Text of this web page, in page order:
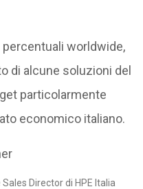
percentuali worldwide,
di alcune soluzioni del
particolarmente
economico italiano.
Director di HPE Italia